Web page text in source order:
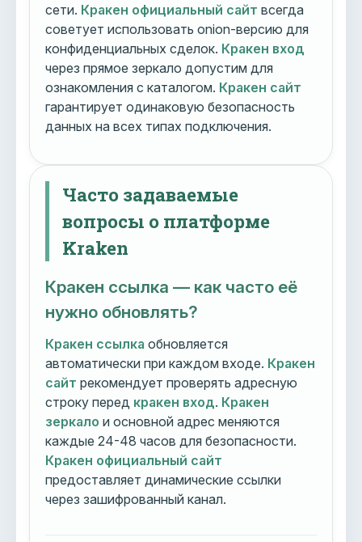
сети. Кракен официальный сайт всегда
советует использовать onion-версию для
конфиденциальных сделок. Кракен вход
через прямое зеркало допустим для
ознакомления с каталогом. Кракен сайт
гарантирует одинаковую безопасность
данных на всех типах подключения.
Часто задаваемые
вопросы о платформе
Kraken
Кракен ссылка — как часто её
нужно обновлять?
Кракен ссылка обновляется
автоматически при каждом входе. Кракен
сайт рекомендует проверять адресную
строку перед кракен вход. Кракен
зеркало и основной адрес меняются
каждые 24-48 часов для безопасности.
Кракен официальный сайт
предоставляет динамические ссылки
через зашифрованный канал.